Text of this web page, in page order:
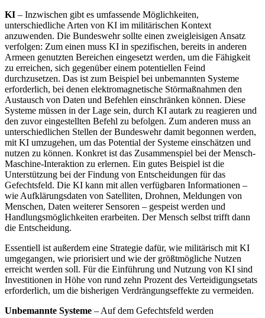
KI – Inzwischen gibt es umfassende Möglichkeiten,
unterschiedliche Arten von KI im militärischen Kontext
anzuwenden. Die Bundeswehr sollte einen zweigleisigen Ansatz
verfolgen: Zum einen muss KI in spezifischen, bereits in anderen
Armeen genutzten Bereichen eingesetzt werden, um die Fähigkeit
zu erreichen, sich gegenüber einem potentiellen Feind
durchzusetzen. Das ist zum Beispiel bei unbemannten Sys­teme
erforderlich, bei denen elektromagnetische Störmaßnahmen den
Austausch von Daten und Befehlen einschränken können. Diese
Systeme müssen in der Lage sein, durch KI autark zu reagieren und
den zuvor eingestellten Befehl zu befolgen. Zum ande­ren muss an
unterschiedlichen Stellen der Bundeswehr damit begonnen werden,
mit KI umzugehen, um das Potential der Sys­teme einschätzen und
nutzen zu können. Konkret ist das Zusammenspiel bei der Mensch-
Maschine-Interaktion zu erlernen. Ein gutes Beispiel ist die
Unterstützung bei der Findung von Entscheidungen für das
Gefechtsfeld. Die KI kann mit allen verfüg­baren Informationen –
wie Aufklärungsdaten von Satelliten, Drohnen, Meldungen von
Menschen, Daten weiterer Sensoren – gespeist werden und
Handlungsmöglich­keiten erarbeiten. Der Mensch selbst trifft dann
die Entscheidung.
Essentiell ist außerdem eine Strategie dafür, wie militärisch mit KI
umgegangen, wie priorisiert und wie der größtmögliche Nutzen
erreicht werden soll. Für die Einfüh­rung und Nutzung von KI sind
Investitionen in Höhe von rund zehn Prozent des Vertei­digungsetats
erforderlich, um die bisherigen Verdrängungseffekte zu vermeiden.
Unbemannte Systeme – Auf dem Ge­fechtsfeld werden